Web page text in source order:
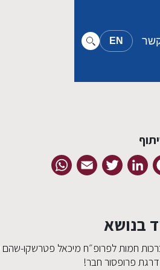
EN
Facebook
LinkedIn
Twitter
Email
בנושא
חמות לפרופ״ח מיכאל פטרשקו-שהם
פרופסור חבר!